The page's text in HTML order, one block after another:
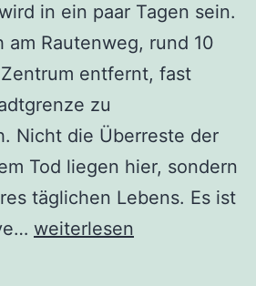
in ein paar Tagen sein.
am Rautenweg, rund 10
entfernt, fast
zu
Nicht die Überreste der
Tod liegen hier, sondern
täglichen Lebens. Es ist
Asche
weiterlesen